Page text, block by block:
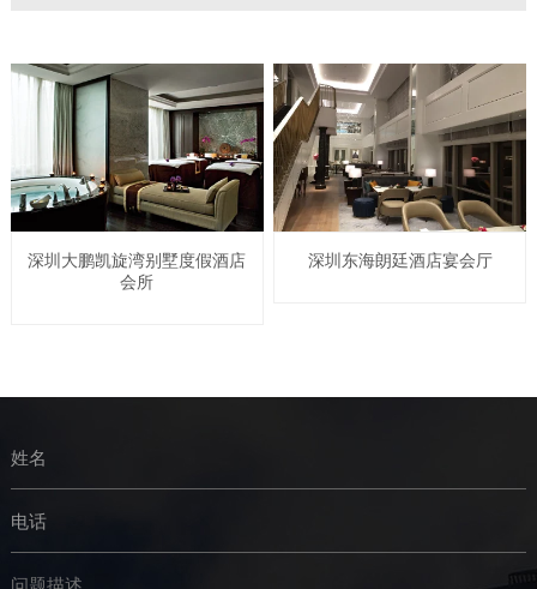
深圳大鹏凯旋湾别墅度假酒店
会所
深圳东海朗廷酒店宴会厅